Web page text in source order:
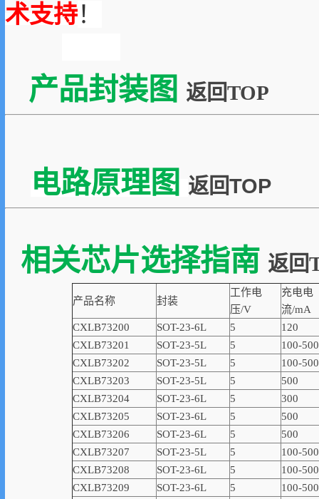
术支持！
产品封装图 返回TOP
电路原理图 返回TOP
相关芯片选择指南 返回
产品名称 封装
工作电
压/V
充电电
流/mA
CXLB73200
SOT-23-6L 5
120
CXLB73201
SOT-23-5L 5
100-500
CXLB73202
SOT-23-5L 5
100-500
CXLB73203
SOT-23-5L 5
500
CXLB73204
SOT-23-6L 5
300
CXLB73205
SOT-23-6L 5
500
CXLB73206
SOT-23-6L 5
500
CXLB73207
SOT-23-5L 5
100-500
CXLB73208
SOT-23-6L 5
100-500
CXLB73209
SOT-23-6L 5
100-500